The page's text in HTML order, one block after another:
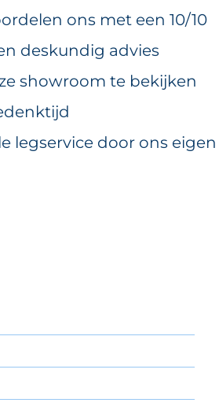
ons met een 10/10
deskundig advies
showroom te bekijken
legservice door ons